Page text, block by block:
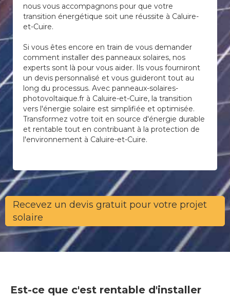
nous vous accompagnons pour que votre
transition énergétique soit une réussite à Caluire-
et-Cuire.
Si vous êtes encore en train de vous demander
comment installer des panneaux solaires, nos
experts sont là pour vous aider. Ils vous fourniront
un devis personnalisé et vous guideront tout au
long du processus. Avec panneaux-solaires-
photovoltaique.fr à Caluire-et-Cuire, la transition
vers l'énergie solaire est simplifiée et optimisée.
Transformez votre toit en source d'énergie durable
et rentable tout en contribuant à la protection de
l'environnement à Caluire-et-Cuire.
Recevez un devis gratuit pour votre projet
solaire
Est-ce que c'est rentable d'installer